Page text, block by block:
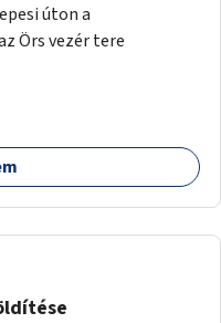
úton a
Örs vezér tere